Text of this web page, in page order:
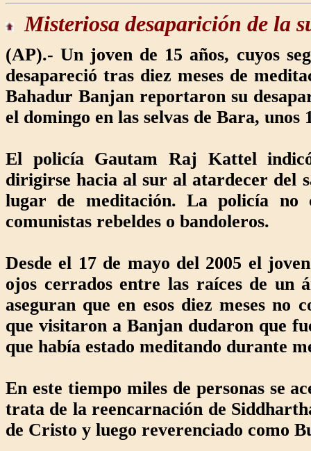
Misteriosa desaparición de la
(AP).- Un joven de 15 años, cuyos
desapareció tras diez meses de
Bahadur Banjan reportaron su
el domingo en las selvas de Bara,
El policía Gautam Raj Kattel
dirigirse hacia al sur al atardecer del
lugar de meditación. La policía no
comunistas rebeldes o bandoleros.
Desde el 17 de mayo del 2005 el
ojos cerrados entre las raíces de un
aseguran que en esos diez meses
que visitaron a Banjan dudaron que
que había estado meditando durante
En este tiempo miles de personas se
trata de la reencarnación de
de Cristo y luego reverenciado como